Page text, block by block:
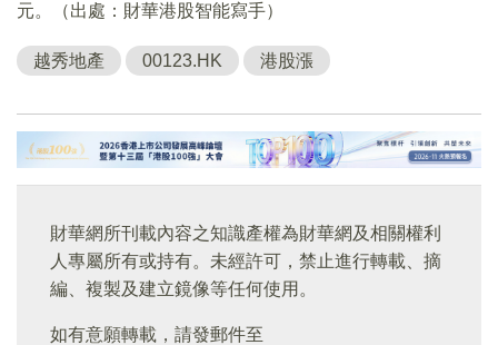
元。（出處：財華港股智能寫手）
越秀地產 00123.HK 港股漲
財華網所刊載內容之知識產權為財華網及相關權利
人專屬所有或持有。未經許可，禁止進行轉載、摘
編、複製及建立鏡像等任何使用。
如有意願轉載，請發郵件至